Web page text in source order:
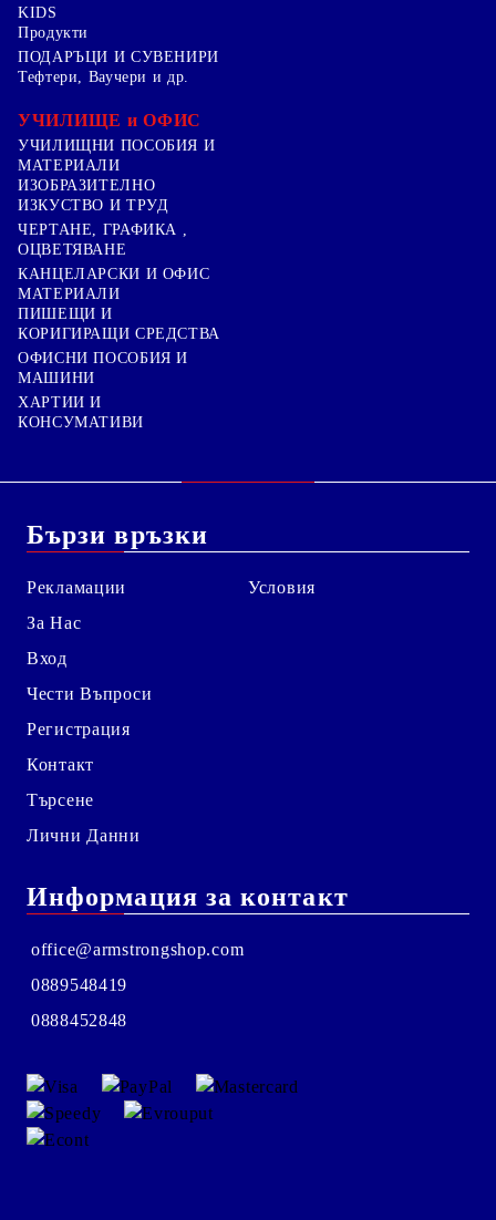
KIDS
Продукти
ПОДАРЪЦИ И СУВЕНИРИ
Тефтери, Ваучери и др.
УЧИЛИЩЕ и ОФИС
УЧИЛИЩНИ ПОСОБИЯ И
МАТЕРИАЛИ
ИЗОБРАЗИТЕЛНО
ИЗКУСТВО И ТРУД
ЧЕРТАНЕ, ГРАФИКА ,
ОЦВЕТЯВАНЕ
КАНЦЕЛАРСКИ И ОФИС
МАТЕРИАЛИ
ПИШЕЩИ И
КОРИГИРАЩИ СРЕДСТВА
ОФИСНИ ПОСОБИЯ И
МАШИНИ
ХАРТИИ И
КОНСУМАТИВИ
Бързи връзки
Рекламации
За Нас
Вход
Чести Въпроси
Регистрация
Контакт
Търсене
Лични Данни
Условия
Информация за контакт
office@armstrongshop.com
0889548419
0888452848